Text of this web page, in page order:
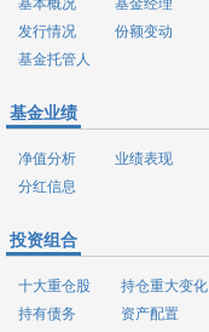
基本概况 基金经理
发行情况
份额变动
基金托管人
基金业绩
净值分析 业绩表现
分红信息
投资组合
十大重仓股 持仓重大变化
持有债务
资产配置